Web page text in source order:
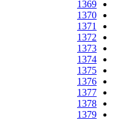
1369
1370
1371
1372
1373
1374
1375
1376
1377
1378
1379